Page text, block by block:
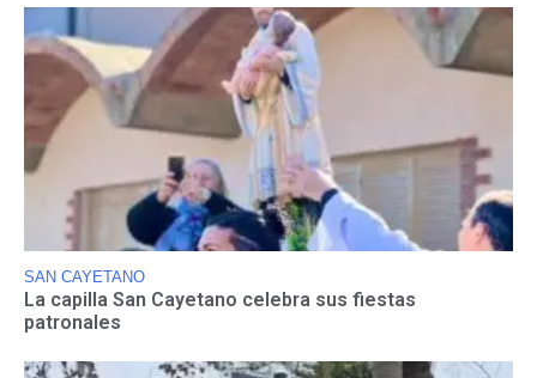
SAN CAYETANO
La capilla San Cayetano celebra sus fiestas
patronales